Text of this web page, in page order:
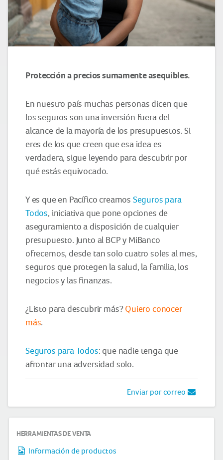
Protección a precios sumamente asequibles.
En nuestro país muchas personas dicen que
los seguros son una inversión fuera del
alcance de la mayoría de los presupuestos. Si
eres de los que creen que esa idea es
verdadera, sigue leyendo para descubrir por
qué estás equivocado.
Y es que en Pacífico creamos Seguros para
Todos, iniciativa que pone opciones de
aseguramiento a disposición de cualquier
presupuesto. Junto al BCP y MiBanco
ofrecemos, desde tan solo cuatro soles al mes,
seguros que protegen la salud, la familia, los
negocios y las finanzas.
¿Listo para descubrir más? Quiero conocer
más.
Seguros para Todos: que nadie tenga que
afrontar una adversidad solo.
Enviar por correo
HERRAMIENTAS DE VENTA
Información de productos